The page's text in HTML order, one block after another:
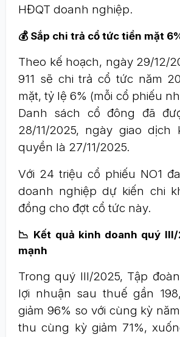
HĐQT doanh nghiệp.
💰 Sắp chi trả cổ tức tiền mặt
Theo kế hoạch, ngày 29/12/
911 sẽ chi trả cổ tức năm
mặt, tỷ lệ 6% (mỗi cổ phiếu
Danh sách cổ đông đã
28/11/2025, ngày giao dịch
quyền là 27/11/2025.
Với 24 triệu cổ phiếu NO1
doanh nghiệp dự kiến chi
đồng cho đợt cổ tức này.
📉 Kết quả kinh doanh quý
mạnh
Trong quý III/2025, Tập
lợi nhuận sau thuế gần
giảm 96% so với cùng kỳ
thu cùng kỳ giảm 71%,